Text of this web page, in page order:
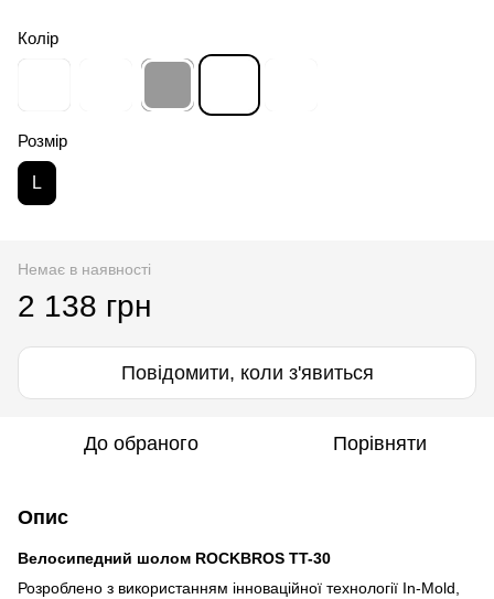
Колір
Розмір
L
Немає в наявності
2 138 грн
Повідомити, коли з'явиться
До обраного Порівняти
Опис
Велосипедний шолом ROCKBROS TT-30
Розроблено з використанням інноваційної технології In-Mold,